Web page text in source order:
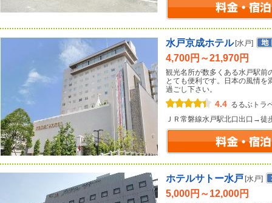
水戸京成ホテル [水戸]
4,700円～21,970円
観光名所が数多くある水戸駅前
とても便利です。日本の風情
過ごし下さい。
4.4 るるぶトラ
ＪＲ常磐線水戸駅北口出口→徒
ホテルサトー水戸 [水戸]
5,000円～12,000円